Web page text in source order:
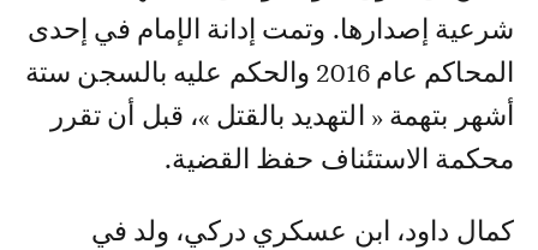
شرعية إصدارها. وتمت إدانة الإمام في إحدى
المحاكم عام 2016 والحكم عليه بالسجن ستة
أشهر بتهمة « التهديد بالقتل »، قبل أن تقرر
محكمة الاستئناف حفظ القضية.
كمال داود، ابن عسكري دركي، ولد في